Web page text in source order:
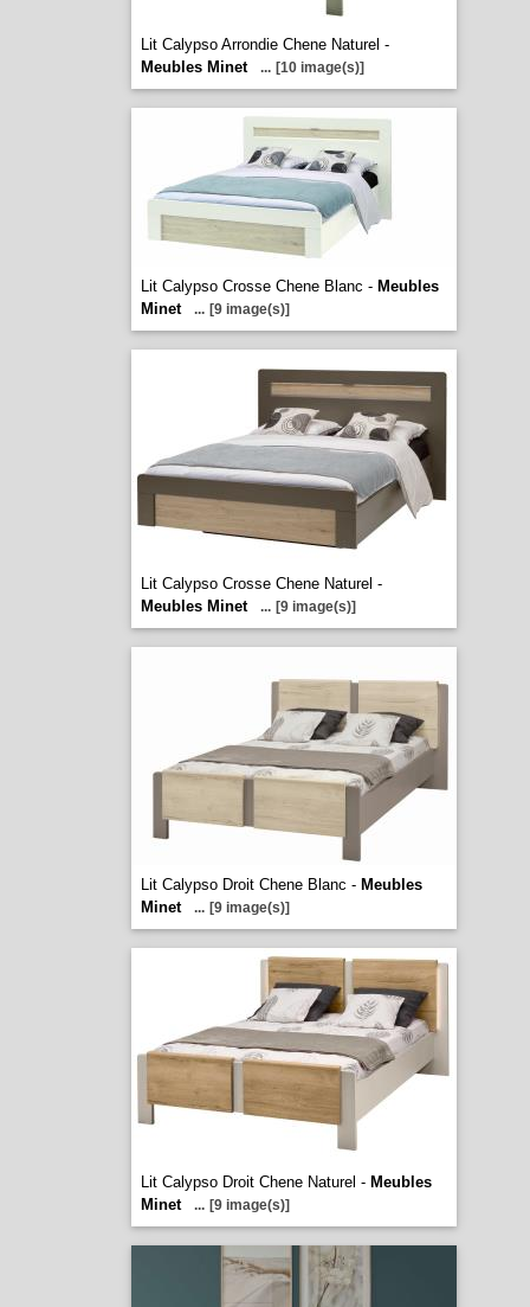
Lit Calypso Arrondie Chene Naturel -
Meubles Minet
... [10 image(s)]
Lit Calypso Crosse Chene Blanc - Meubles
Minet
... [9 image(s)]
Lit Calypso Crosse Chene Naturel -
Meubles Minet
... [9 image(s)]
Lit Calypso Droit Chene Blanc - Meubles
Minet
... [9 image(s)]
Lit Calypso Droit Chene Naturel - Meubles
Minet
... [9 image(s)]